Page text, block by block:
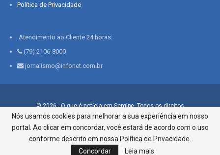
Política de Privacidade
Atendimento ao Cliente 24 horas:
(79) 2106-8000
jornalismo@infonet.com.br
© 2026 - O que é notícia em Sergipe. Todos os direitos
reservados.
Infonet - Rua Monsenhor Silveira 276, Bairro São José |
Aracaju-SE, CEP 49015-030, Fone: 79.2106.8000 - CI Centro de
Informações LTDA
Nós usamos cookies para melhorar a sua experiência em nosso
portal. Ao clicar em concordar, você estará de acordo com o uso
conforme descrito em nossa Política de Privacidade.
Concordar
Leia mais